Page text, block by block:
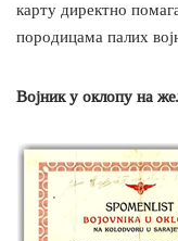
карту директно
породицама палих
Војник у оклопу на